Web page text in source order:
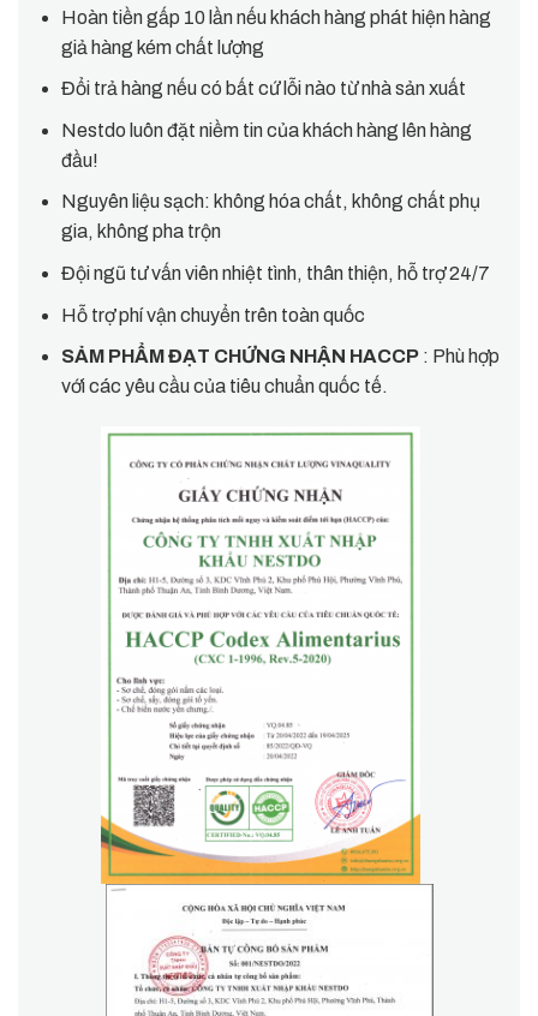
Hoàn tiền gấp 10 lần nếu khách hàng phát hiện hàng
giả hàng kém chất lượng
Đổi trả hàng nếu có bất cứ lỗi nào từ nhà sản xuất
Nestdo luôn đặt niềm tin của khách hàng lên hàng
đầu!
Nguyên liệu sạch: không hóa chất, không chất phụ
gia, không pha trộn
Đội ngũ tư vấn viên nhiệt tình, thân thiện, hỗ trợ 24/7
Hỗ trợ phí vận chuyển trên toàn quốc
SẢM PHẨM ĐẠT CHỨNG NHẬN HACCP: Phù hợp
với các yêu cầu của tiêu chuẩn quốc tế.